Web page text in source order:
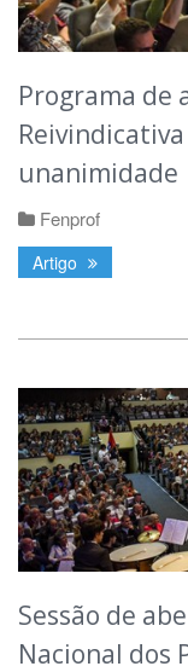
Programa de
unanimidade
Fenprof
Artigo
Sessão de
Nacional dos